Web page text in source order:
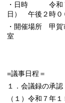
・日時 令和７
日） 午後２時０
・開催場所 甲
室
=議事日程＝
１．会議録の承認
（１）令和７年